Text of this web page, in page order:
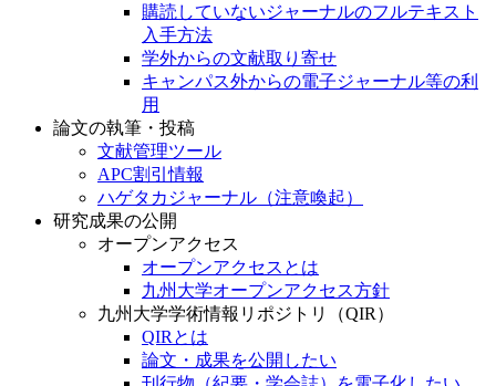
購読していないジャーナルのフルテキスト
入手方法
学外からの文献取り寄せ
キャンパス外からの電子ジャーナル等の利
用
論文の執筆・投稿
文献管理ツール
APC割引情報
ハゲタカジャーナル（注意喚起）
研究成果の公開
オープンアクセス
オープンアクセスとは
九州大学オープンアクセス方針
九州大学学術情報リポジトリ（QIR）
QIRとは
論文・成果を公開したい